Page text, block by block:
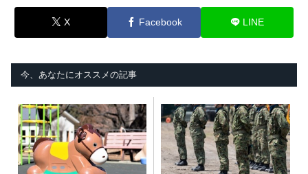
X Facebook LINE
今、あなたにオススメの記事